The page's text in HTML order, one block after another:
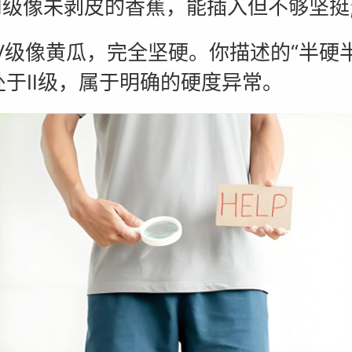
未剥皮的香蕉，能插入但不够坚
黄瓜，完全坚硬。你描述的“半硬
Ⅱ级，属于明确的硬度异常。